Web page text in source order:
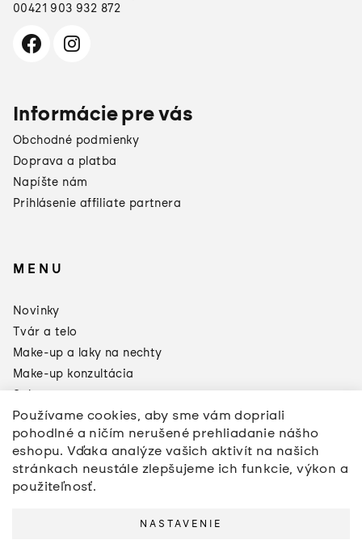
Používame cookies, aby sme vám dopriali
pohodlné a ničím nerušené prehliadanie nášho
eshopu. Vďaka analýze vašich aktivít na našich
stránkach neustále zlepšujeme ich funkcie, výkon a
použiteľnosť.
NASTAVENIE
00421 903 932 872
Informácie pre vás
Obchodné podmienky
Doprava a platba
Napíšte nám
Prihlásenie affiliate partnera
MENU
Novinky
Tvár a telo
Make-up a laky na nechty
Make-up konzultácia
Sale
Značky
Napíšte nám
zásoby:
3 produkty = Green Odlakovač
*akcia sa nevzťahuje na pilníky a
pomôcly na úpravu nechtov